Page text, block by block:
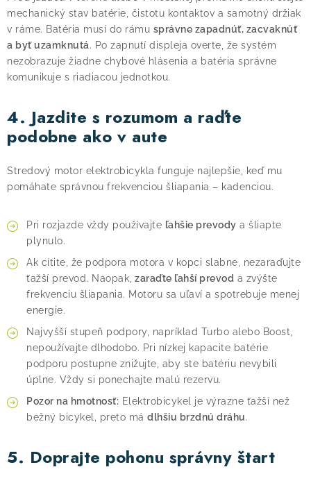
mechanický stav batérie, čistotu kontaktov a samotný držiak
v ráme. Batéria musí do rámu správne zapadnúť, zacvaknúť
a byť uzamknutá. Po zapnutí displeja overte, že systém
nezobrazuje žiadne chybové hlásenia a batéria správne
komunikuje s riadiacou jednotkou.
4. Jazdite s rozumom a raďte
podobne ako v aute
Stredový motor elektrobicykla funguje najlepšie, keď mu
pomáhate správnou frekvenciou šliapania – kadenciou.
Pri rozjazde vždy používajte ľahšie prevody a šliapte
plynulo.
Ak cítite, že podpora motora v kopci slabne, nezaraďujte
ťažší prevod. Naopak, zaraďte ľahší prevod a zvýšte
frekvenciu šliapania. Motoru sa uľaví a spotrebuje menej
energie.
Najvyšší stupeň podpory, napríklad Turbo alebo Boost,
nepoužívajte dlhodobo. Pri nízkej kapacite batérie
podporu postupne znižujte, aby ste batériu nevybili
úplne. Vždy si ponechajte malú rezervu.
Pozor na hmotnosť: Elektrobicykel je výrazne ťažší než
bežný bicykel, preto má dlhšiu brzdnú dráhu.
5. Doprajte pohonu správny štart